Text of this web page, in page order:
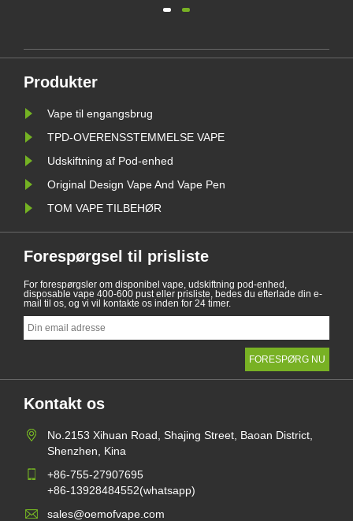
illustrerer love og regler for
elektroniske cigaretter i henhold til
Produkter
Vape til engangsbrug
TPD-OVERENSSTEMMELSE VAPE
Udskiftning af Pod-enhed
Original Design Vape And Vape Pen
TOM VAPE TILBEHØR
Forespørgsel til prisliste
For forespørgsler om disponibel vape, udskiftning pod-enhed,
disposable vape 400-600 pust eller prisliste, bedes du efterlade din e-
mail til os, og vi vil kontakte os inden for 24 timer.
Kontakt os
No.2153 Xihuan Road, Shajing Street, Baoan District,
Shenzhen, Kina
+86-755-27907695
+86-13928484552(whatsapp)
sales@oemofvape.com